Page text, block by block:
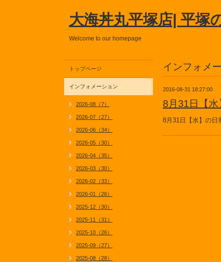
大海丼丸平塚店| 平塚
Welcome to our homepage
インフォメ
2016-08-31 18:27:00
8月31日【
8月31日【水】の日
トップページ
インフォメーション
2026-08（7）
2026-07（27）
2026-06（34）
2026-05（30）
2026-04（35）
2026-03（30）
2026-02（33）
2026-01（26）
2025-12（30）
2025-11（31）
2025-10（26）
2025-09（27）
2025-08（28）